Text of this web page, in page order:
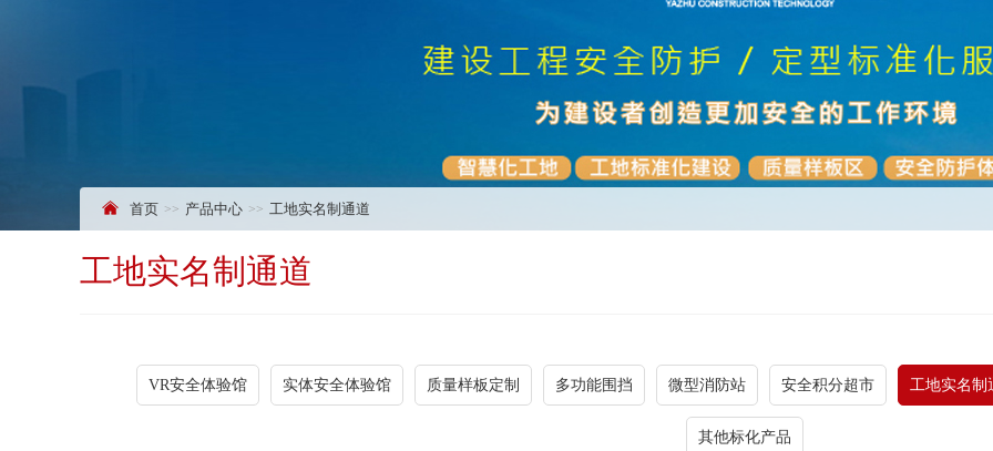
首页 产品中心 工地实名制通道
工地实名制通道
VR安全体验馆 实体安全体验馆 质量样板定制 多功能围挡 微型消防站 安全积分超市 工地实名制
其他标化产品